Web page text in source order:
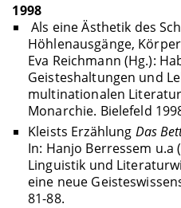
1998
Als eine Ästhetik des
Höhlenausgänge,
Eva Reichmann (Hg.):
Geisteshaltungen und
multinationalen
Monarchie. Bielefeld
Kleists Erzählung Das
In: Hanjo Berressem u.a
Linguistik und
eine neue
81-88.